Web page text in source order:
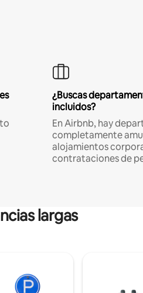
¿Buscas
incluidos?
En Airbnb, hay
completamente
alojamientos
contrataciones de
largas